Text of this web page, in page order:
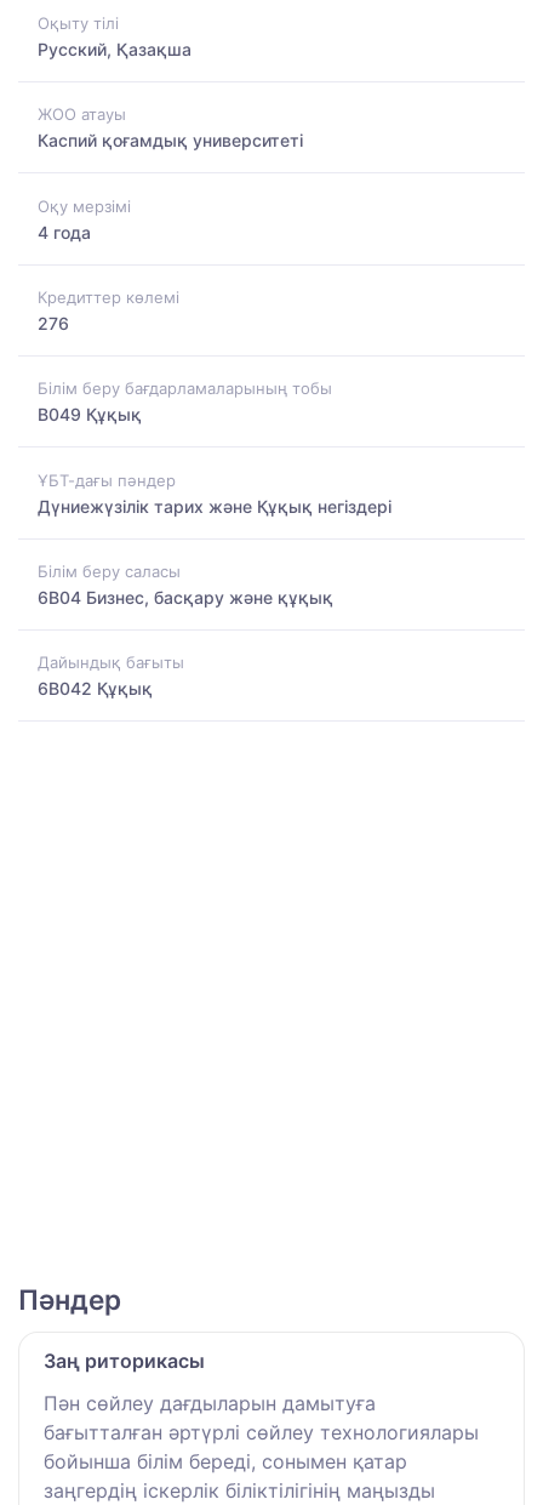
Оқыту тілі
Русский, Қазақша
ЖОО атауы
Каспий қоғамдық университеті
Оқу мерзімі
4 года
Кредиттер көлемі
276
Білім беру бағдарламаларының тобы
B049 Құқық
ҰБТ-дағы пәндер
Дүниежүзілік тарих және Құқық негіздері
Білім беру саласы
6B04 Бизнес, басқару және құқық
Дайындық бағыты
6B042 Құқық
Пәндер
Заң риторикасы
Пән сөйлеу дағдыларын дамытуға
бағытталған әртүрлі сөйлеу технологиялары
бойынша білім береді, сонымен қатар
заңгердің іскерлік біліктілігінің маңызды